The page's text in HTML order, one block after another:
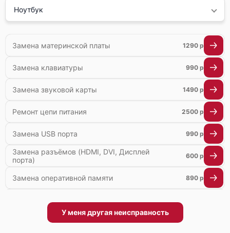
Ноутбук
Замена материнской платы 1290 р
Замена клавиатуры 990 р
Замена звуковой карты 1490 р
Ремонт цепи питания 2500 р
Замена USB порта 990 р
Замена разъёмов (HDMI, DVI, Дисплей
порта)
600 р
Замена оперативной памяти 890 р
Замена Wi-Fi
У меня другая неисправность